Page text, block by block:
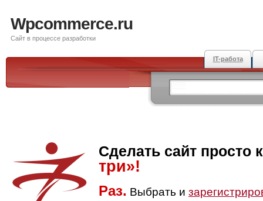
Wpcommerce.ru
Сайт в процессе разработки
IT-работа
Сделать сайт просто
три»!
Раз. Выбрать и